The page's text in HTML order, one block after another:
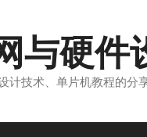
与硬件
技术、单片机教程的